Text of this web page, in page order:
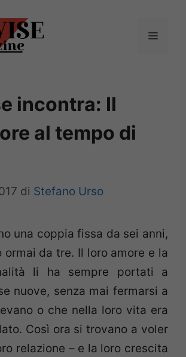
Menu
incontra: Il
al tempo di
di Stefano Urso
una coppia fissa da sei anni,
ormai da tre. Il loro amore e la
li ha sempre portati a
nuove, senza mai fermarsi a
o che nella loro vita era
Così ora si trovano a voler
relazione – e la loro crescita